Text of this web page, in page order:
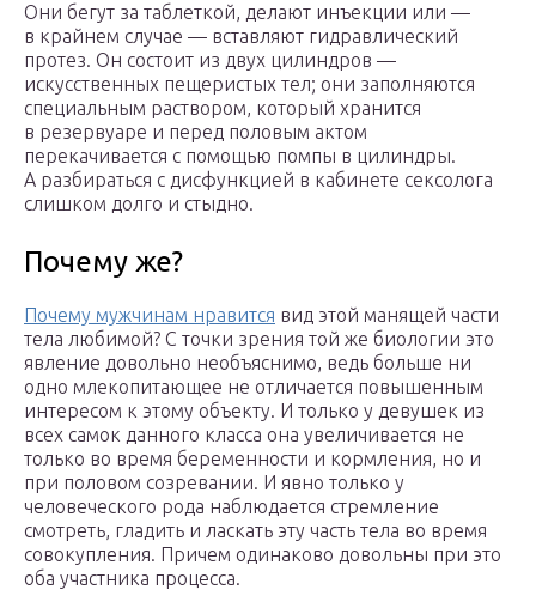
Они бегут за таблеткой, делают инъекции или —
в крайнем случае — вставляют гидравлический
протез. Он состоит из двух цилиндров —
искусственных пещеристых тел; они заполняются
специальным раствором, который хранится
в резервуаре и перед половым актом
перекачивается с помощью помпы в цилиндры.
А разбираться с дисфункцией в кабинете сексолога
слишком долго и стыдно.
Почему же?
Почему мужчинам нравится вид этой манящей части
тела любимой? С точки зрения той же биологии это
явление довольно необъяснимо, ведь больше ни
одно млекопитающее не отличается повышенным
интересом к этому объекту. И только у девушек из
всех самок данного класса она увеличивается не
только во время беременности и кормления, но и
при половом созревании. И явно только у
человеческого рода наблюдается стремление
смотреть, гладить и ласкать эту часть тела во время
совокупления. Причем одинаково довольны при это
оба участника процесса.